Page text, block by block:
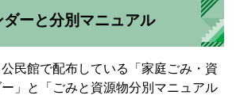
ダーと分別マニュアル
民館で配布している「家庭ごみ・資
」と「ごみと資源物分別マニュアル